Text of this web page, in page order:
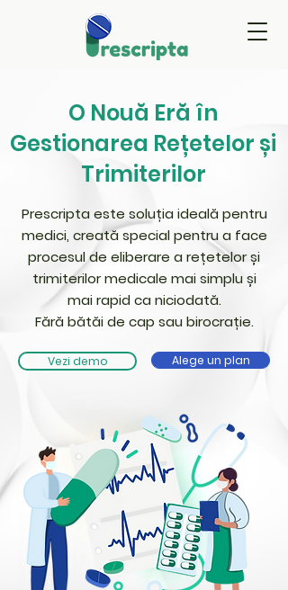
O Nouă Eră în
Gestionarea Rețetelor și
Trimiterilor
Prescripta este soluția ideală pentru
medici, creată special pentru a face
procesul de eliberare a rețetelor și
trimiterilor medicale mai simplu și
mai rapid ca niciodată.
Fără bătăi de cap sau birocrație.
Vezi demo Alege un plan